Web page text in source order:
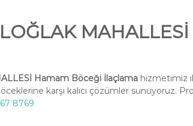
Hamam Böceği İlaçlama hizmetimiz
karşı kalıcı çözümler sunuyoruz.
8769